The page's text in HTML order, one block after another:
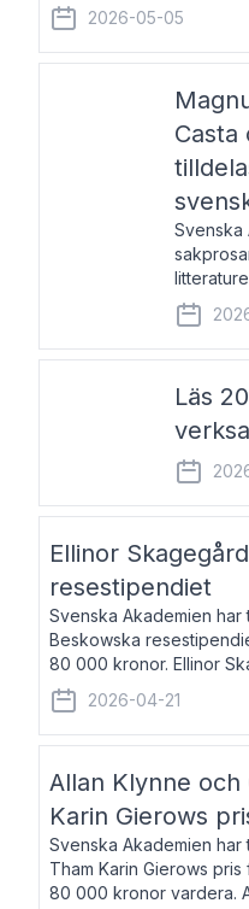
Stipendiebeloppet är 75
Anders Agebjörn, född
2026-05-05
Casta
Svenska
Svenska
Läs
Ellinor
resestipendiet
Svenska Akademien
Beskowska
80 000 kronor. Ellinor
författare, journalist och
återkommande för
2026-04-21
Allan Klynne och
Karin Gierows
Svenska Akademien har
Tham Karin Gierows
80 000 kronor vardera.